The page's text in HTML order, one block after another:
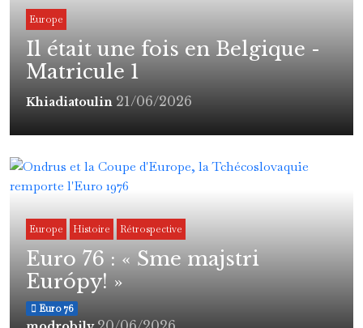
Europe
Il était une fois en Belgique -
Matricule 1
Khiadiatoulin 21/06/2026
Europe Histoire Rétrospective
Euro 76 : « Sme majstri
Európy! »
Euro 76